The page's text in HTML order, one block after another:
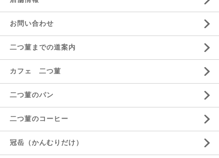
お問い合わせ
二つ菫までの道案内
カフェ 二つ菫
二つ菫のパン
二つ菫のコーヒー
冠岳（かんむりだけ）